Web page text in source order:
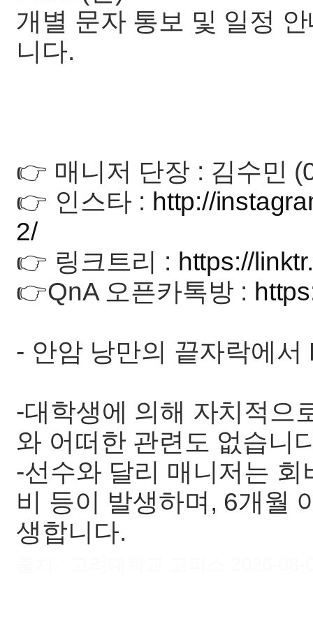
개별 문자 통보 및 일정
니다.
👉 매니저 단장 : 김수민
👉 인스타 : http://
2/
👉 링크트리 : https://
👉QnA 오픈카톡방 :
- 안암 낭만의 끝자락에
-대학생에 의해 자치적으
와 어떠한 관련도 없습니
-선수와 달리 매니저는
비 등이 발생하며, 6개월
생합니다.